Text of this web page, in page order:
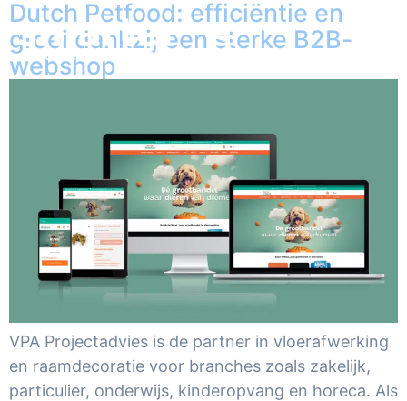
Dutch Petfood: efficiëntie en
groei dankzij een sterke B2B-
webshop
VPA Projectadvies is de partner in vloerafwerking
en raamdecoratie voor branches zoals zakelijk,
particulier, onderwijs, kinderopvang en horeca. Als